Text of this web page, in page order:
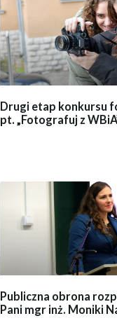
Drugi etap konkursu
pt. „Fotografuj z
Publiczna obrona
Pani mgr inż. Moniki